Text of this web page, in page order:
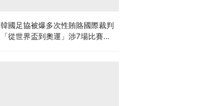
韓國足協被爆多次性賄賂國際裁判
「從世界盃到奧運」涉7場比賽、